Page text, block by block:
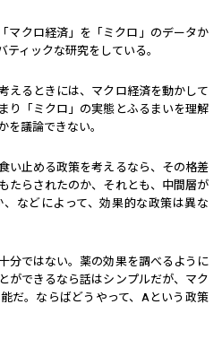
マクロ経済」を「ミクロ」のデータか
ィックな研究をしている。
えるときには、マクロ経済を動かして
り「ミクロ」の実態とふるまいを理解
を議論できない。
い止める政策を考えるなら、その格差
たらされたのか、それとも、中間層が
などによって、効果的な政策は異な
分ではない。薬の効果を調べるように
ができるなら話はシンプルだが、マク
だ。ならばどうやって、Aという政策